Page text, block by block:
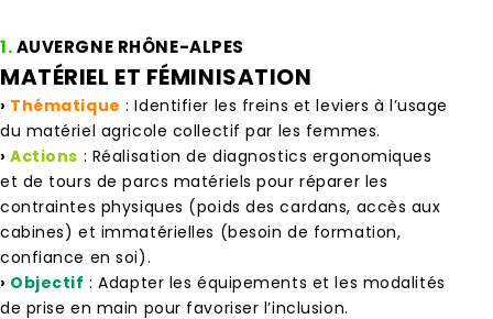
1.AUVERGNE RHÔNE-ALPES
MATÉRIEL ET FÉMINISATION
› Thématique : Identifier les freins et leviers à l’usage
du matériel agricole collectif par les femmes.
›Actions : Réalisation de diagnostics ergonomiques
et de tours de parcs matériels pour réparer les
contraintes physiques (poids des cardans, accès aux
cabines) et immatérielles (besoin de formation,
confiance en soi).
› Objectif : Adapter les équipements et les modalités
de prise en main pour favoriser l’inclusion.